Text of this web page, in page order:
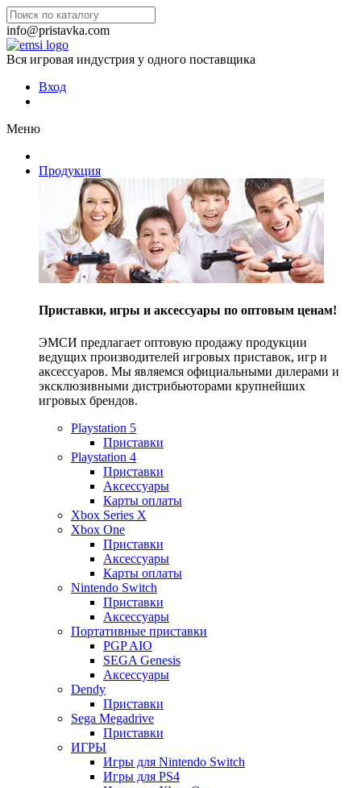
info@pristavka.com
Вся игровая индустрия у одного поставщика
Вход
Меню
Продукция
Приставки, игры и аксессуары по оптовым ценам!
ЭМСИ предлагает оптовую продажу продукции
ведущих производителей игровых приставок, игр и
аксессуаров. Мы являемся официальными дилерами и
эксклюзивными дистрибьюторами крупнейших
игровых брендов.
Playstation 5
Приставки
Playstation 4
Приставки
Аксессуары
Карты оплаты
Xbox Series X
Xbox One
Приставки
Аксессуары
Карты оплаты
Nintendo Switch
Приставки
Аксессуары
Портативные приставки
PGP AIO
SEGA Genesis
Аксессуары
Dendy
Приставки
Sega Megadrive
Приставки
ИГРЫ
Игры для Nintendo Switch
Игры для PS4